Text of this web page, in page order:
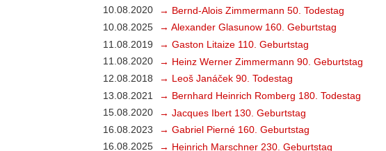
10.08.2020
→ Bernd-Alois Zimmermann 50. Todestag
10.08.2025
→ Alexander Glasunow 160. Geburtstag
11.08.2019
→ Gaston Litaize 110. Geburtstag
11.08.2020
→ Heinz Werner Zimmermann 90. Geburtstag
12.08.2018
→ Leoš Janáček 90. Todestag
13.08.2021
→ Bernhard Heinrich Romberg 180. Todestag
15.08.2020
→ Jacques Ibert 130. Geburtstag
16.08.2023
→ Gabriel Pierné 160. Geburtstag
16.08.2025
→ Heinrich Marschner 230. Geburtstag